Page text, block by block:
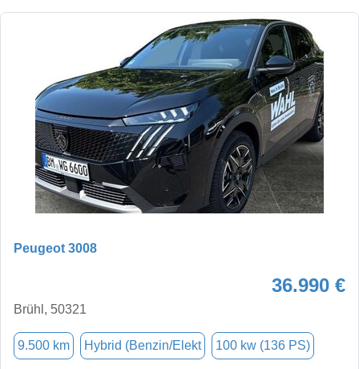
Peugeot 3008
36.990 €
Brühl, 50321
9.500 km Hybrid (Benzin/Elekt 100 kw (136 PS)